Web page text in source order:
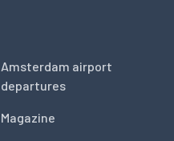
Amsterdam airport
departures
Magazine